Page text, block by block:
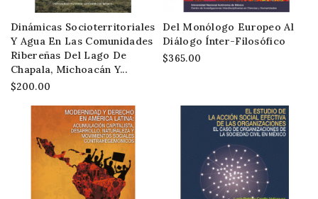
Dinámicas Socioterritoriales
Y Agua En Las Comunidades
Ribereñas Del Lago De
Chapala, Michoacán Y...
$200.00
Del Monólogo Europeo Al
Diálogo Ínter-Filosófico
$365.00